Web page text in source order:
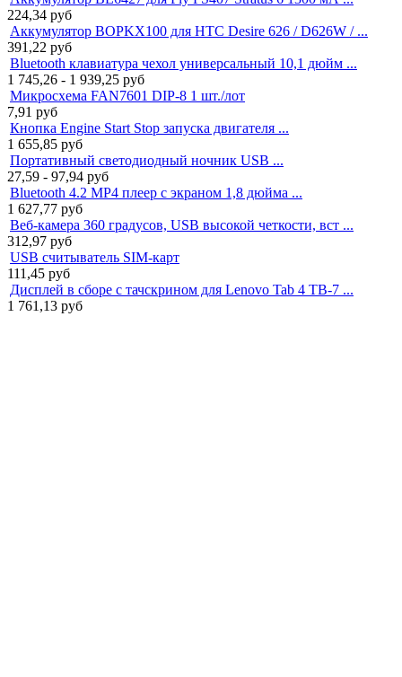
224,34 руб
Аккумулятор BOPKX100 для HTC Desire 626 / D626W / ...
391,22 руб
Bluetooth клавиатура чехол универсальный 10,1 дюйм ...
1 745,26 - 1 939,25 руб
Микросхема FAN7601 DIP-8 1 шт./лот
7,91 руб
Кнопка Engine Start Stop запуска двигателя ...
1 655,85 руб
Портативный светодиодный ночник USB ...
27,59 - 97,94 руб
Bluetooth 4.2 MP4 плеер с экраном 1,8 дюйма ...
1 627,77 руб
Веб-камера 360 градусов, USB высокой четкости, вст ...
312,97 руб
USB считыватель SIM-карт
111,45 руб
Дисплей в сборе с тачскрином для Lenovo Tab 4 TB-7 ...
1 761,13 руб